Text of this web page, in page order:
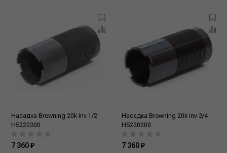
Насадка Browning 20k inv 1/2
Н5220300
7 360 ₽
Насадка Browning 20k inv 3/4
Н5220200
7 360 ₽